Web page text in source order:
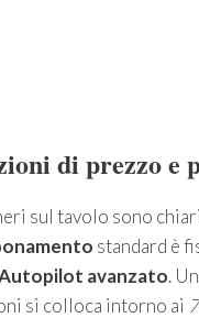
di prezzo e
sul tavolo sono
standard è
avanzato.
si colloca intorno ai